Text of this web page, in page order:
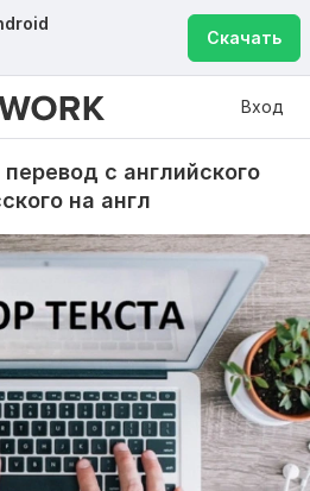
Скачать
Вход
с английского
на англ